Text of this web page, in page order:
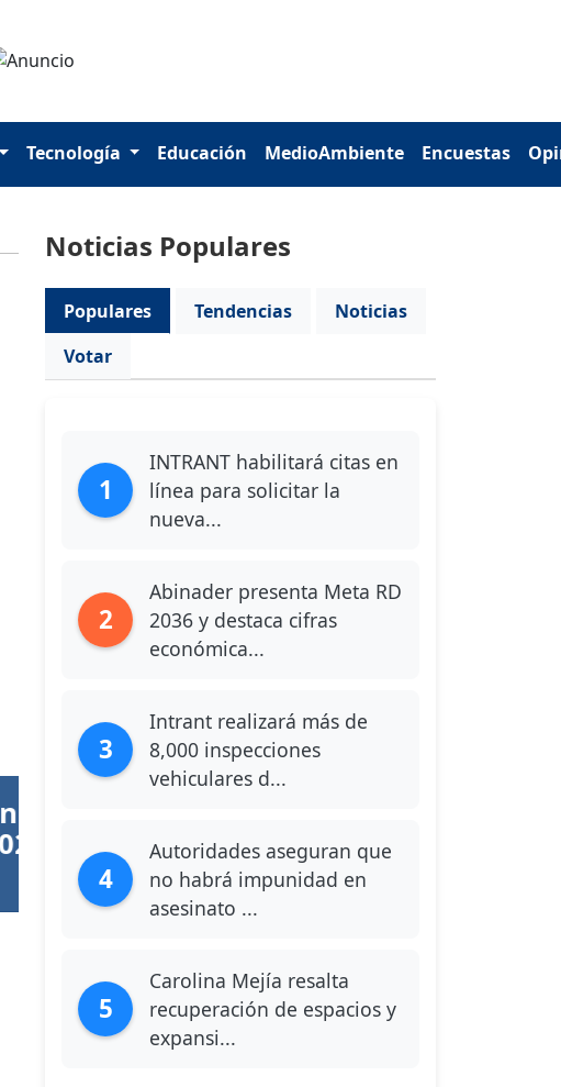
Tecnología Educación MedioAmbiente Encuestas
Noticias Populares
Populares Tendencias
Noticias
Votar
1
INTRANT habilitará citas en
línea para solicitar la
nueva...
2
Abinader presenta Meta RD
2036 y destaca cifras
económica...
3
Intrant realizará más de
8,000 inspecciones
vehiculares d...
4
Autoridades aseguran que
no habrá impunidad en
asesinato ...
5
Carolina Mejía resalta
recuperación de espacios y
expansi...